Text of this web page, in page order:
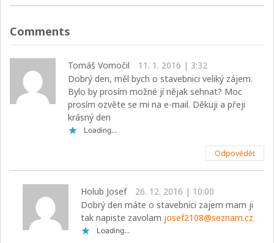
Comments
Tomáš Vomočil
11. 1. 2016 | 3:32
Dobrý den, měl bych o stavebnici veliký zájem.
Bylo by prosím možné jí nějak sehnat? Moc
prosím ozvěte se mi na e-mail. Děkuji a přeji
krásný den
Loading...
Odpovědět
Holub Josef
26. 12. 2016 | 10:00
Dobrý den máte o stavebnici zajem mam ji
tak napiste zavolam josef2108@seznam.cz
Loading...